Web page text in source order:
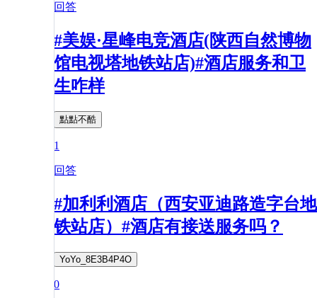
回答
#美娱·星峰电竞酒店(陕西自然博物
馆电视塔地铁站店)#酒店服务和卫
生咋样
點點不酷
1
回答
#加利利酒店（西安亚迪路造字台地
铁站店）#酒店有接送服务吗？
YoYo_8E3B4P4O
0